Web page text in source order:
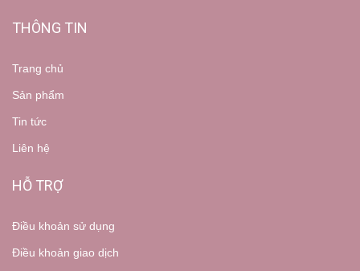
THÔNG TIN
Trang chủ
Sản phẩm
Tin tức
Liên hệ
HỖ TRỢ
Điều khoản sử dụng
Điều khoản giao dịch